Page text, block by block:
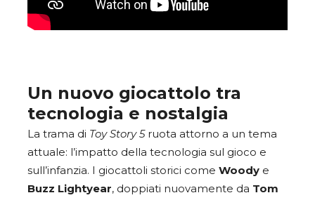
Un nuovo giocattolo tra
tecnologia e nostalgia
La trama di Toy Story 5ruota attorno a un tema
attuale: l’impatto della tecnologia sul gioco e
sull’infanzia. I giocattoli storici come Woody e
Buzz Lightyear, doppiati nuovamente da Tom